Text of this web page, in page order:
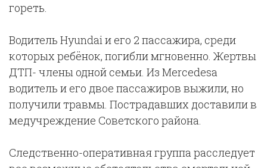
гореть.
Водитель Hyundai и его 2 пассажира, среди
которых ребёнок, погибли мгновенно. Жертвы
ДТП- члены одной семьи. Из Mercedesa
водитель и его двое пассажиров выжили, но
получили травмы. Пострадавших доставили в
медучреждение Советского района.
Следственно-оперативная группа расследует